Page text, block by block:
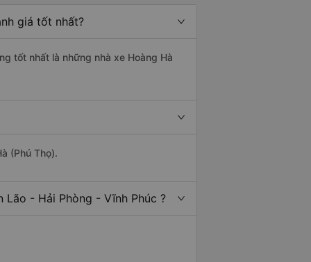
giá tốt nhất?
tốt nhất là những nhà xe Hoàng Hà
(Phú Thọ).
Lão - Hải Phòng - Vĩnh Phúc ?